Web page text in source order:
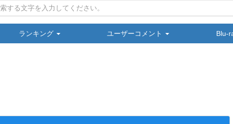
ランキング ユーザーコメント Blu-